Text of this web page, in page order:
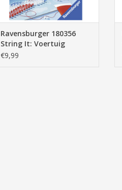
Ravensburger 180356
String It: Voertuig
€9,99